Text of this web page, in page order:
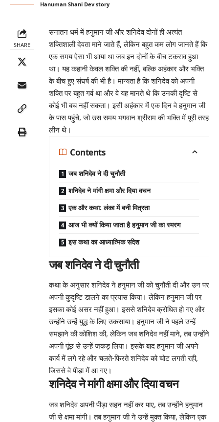
Hanuman Shani Dev story
SHARE
सनातन धर्म में हनुमान जी और शनिदेव दोनों ही अत्यंत
शक्तिशाली देवता माने जाते हैं, लेकिन बहुत कम लोग जानते हैं कि
एक समय ऐसा भी आया था जब इन दोनों के बीच टकराव हुआ
था। यह कहानी केवल शक्ति की नहीं, बल्कि अहंकार और भक्ति
के बीच हुए संघर्ष की भी है। मान्यता है कि शनिदेव को अपनी
शक्ति पर बहुत गर्व था और वे यह मानते थे कि उनकी दृष्टि से
कोई भी बच नहीं सकता। इसी अहंकार में एक दिन वे हनुमान जी
के पास पहुंचे, जो उस समय भगवान श्रीराम की भक्ति में पूरी तरह
लीन थे।
Contents
जब शनिदेव ने दी चुनौती
शनिदेव ने मांगी क्षमा और दिया वचन
एक और कथा: लंका में बनी मित्रता
आज भी क्यों किया जाता है हनुमान जी का स्मरण
इस कथा का आध्यात्मिक संदेश
जब शनिदेव ने दी चुनौती
कथा के अनुसार शनिदेव ने हनुमान जी को चुनौती दी और उन पर
अपनी कुदृष्टि डालने का प्रयास किया। लेकिन हनुमान जी पर
इसका कोई असर नहीं हुआ। इससे शनिदेव क्रोधित हो गए और
उन्होंने उन्हें युद्ध के लिए उकसाया। हनुमान जी ने पहले उन्हें
समझाने की कोशिश की, लेकिन जब शनिदेव नहीं माने, तब उन्होंने
अपनी पूंछ से उन्हें जकड़ लिया। इसके बाद हनुमान जी अपने
कार्य में लगे रहे और चलते-फिरते शनिदेव को चोट लगती रही,
जिससे वे पीड़ा में आ गए।
शनिदेव ने मांगी क्षमा और दिया वचन
जब शनिदेव अपनी पीड़ा सहन नहीं कर पाए, तब उन्होंने हनुमान
जी से क्षमा मांगी। तब हनुमान जी ने उन्हें मुक्त किया, लेकिन एक